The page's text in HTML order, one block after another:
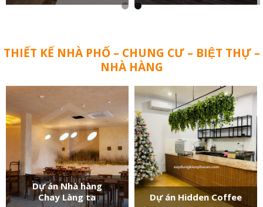
THIẾT KẾ NHÀ PHỐ – CHUNG CƯ – BIỆT THỰ –
NHÀ HÀNG
Dự án Nhà hàng
Chay Làng ta
Dự án Hidden Coffee